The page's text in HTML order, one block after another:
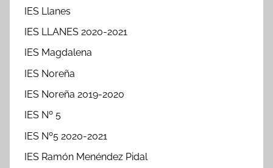
IES Llanes
IES LLANES 2020-2021
IES Magdalena
IES Noreña
IES Noreña 2019-2020
IES Nº 5
IES Nº5 2020-2021
IES Ramón Menéndez Pidal